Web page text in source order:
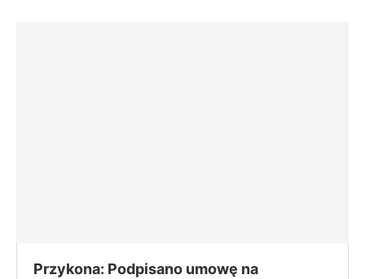
Przykona: Podpisano umowę na